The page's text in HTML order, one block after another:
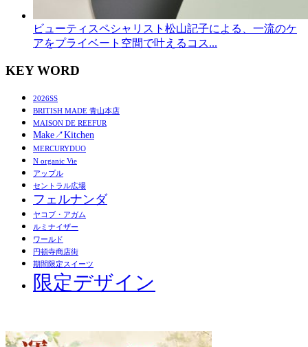
ビューティスペシャリスト松山記子による、一流のケ
アをプライベート空間で叶えるコス...
KEY WORD
2026SS
BRITISH MADE 青山本店
MAISON DE REEFUR
Make↗︎Kitchen
MERCURYDUO
N organic Vie
アップル
セントラル広場
フェルナンダ
ヤコブ・アガム
ルミナイザー
ワールド
円頓寺商店街
期間限定スイーツ
限定デザイン